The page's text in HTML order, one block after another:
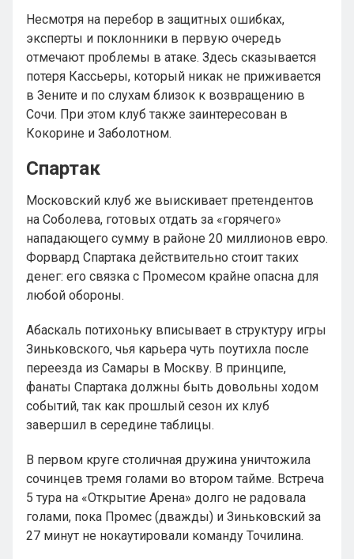
Несмотря на перебор в защитных ошибках,
эксперты и поклонники в первую очередь
отмечают проблемы в атаке. Здесь сказывается
потеря Кассьеры, который никак не приживается
в Зените и по слухам близок к возвращению в
Сочи. При этом клуб также заинтересован в
Кокорине и Заболотном.
Спартак
Московский клуб же выискивает претендентов
на Соболева, готовых отдать за «горячего»
нападающего сумму в районе 20 миллионов евро.
Форвард Спартака действительно стоит таких
денег: его связка с Промесом крайне опасна для
любой обороны.
Абаскаль потихоньку вписывает в структуру игры
Зиньковского, чья карьера чуть поутихла после
переезда из Самары в Москву. В принципе,
фанаты Спартака должны быть довольны ходом
событий, так как прошлый сезон их клуб
завершил в середине таблицы.
В первом круге столичная дружина уничтожила
сочинцев тремя голами во втором тайме. Встреча
5 тура на «Открытие Арена» долго не радовала
голами, пока Промес (дважды) и Зиньковский за
27 минут не нокаутировали команду Точилина.